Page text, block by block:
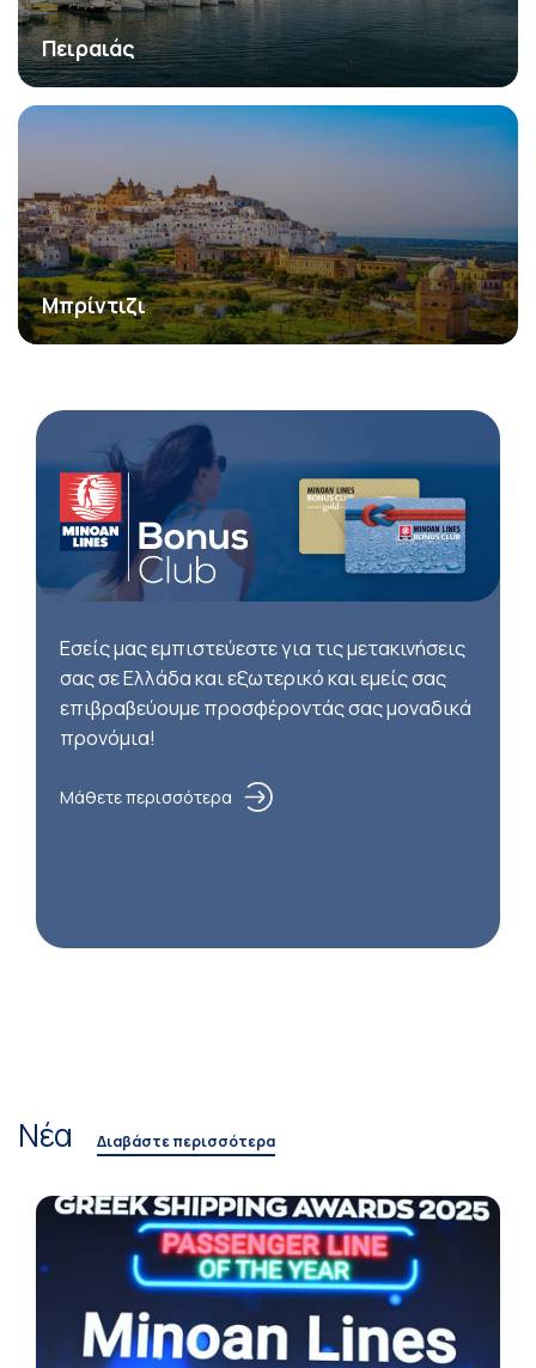
Πειραιάς
Μπρίντιζι
Εσείς μας εμπιστεύεστε για τις μετακινήσεις
σας σε Ελλάδα και εξωτερικό και εμείς σας
επιβραβεύουμε προσφέροντάς σας μοναδικά
προνόμια!
Μάθετε περισσότερα
Νέα Διαβάστε περισσότερα